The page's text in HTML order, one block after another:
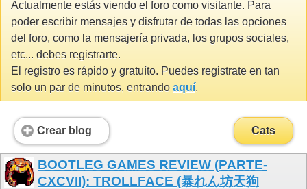
Actualmente estás viendo el foro como visitante. Para
poder escribir mensajes y disfrutar de todas las opciones
del foro, como la mensajería privada, los grupos sociales,
etc... debes registrarte.
El registro es rápido y gratuíto. Puedes registrate en tan
solo un par de minutos, entrando aquí.
Crear blog Cats
BOOTLEG GAMES REVIEW (PARTE-
CXCVII): TROLLFACE (暴れん坊天狗